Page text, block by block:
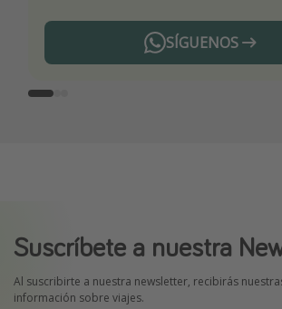
SÍGUENOS
Telegram
Suscríbete a nuestra
Al suscribirte a nuestra newsletter, recibirás
información sobre viajes.